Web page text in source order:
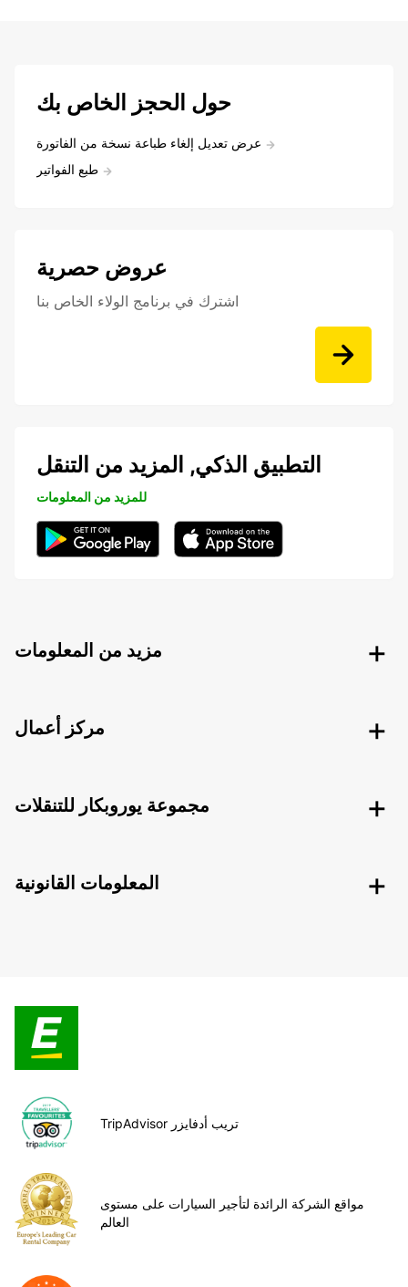
حول الحجز الخاص بك
عرض تعديل إلغاء طباعة نسخة من الفاتورة
طبع الفواتير
عروض حصرية
اشترك في برنامج الولاء الخاص بنا
التطبيق الذكي, المزيد من التنقل
للمزيد من المعلومات
مزيد من المعلومات
مركز أعمال
مجموعة يوروبكار للتنقلات
المعلومات القانونية
TripAdvisor تريب أدفايزر
مواقع الشركة الرائدة لتأجير السيارات على مستوى
العالم